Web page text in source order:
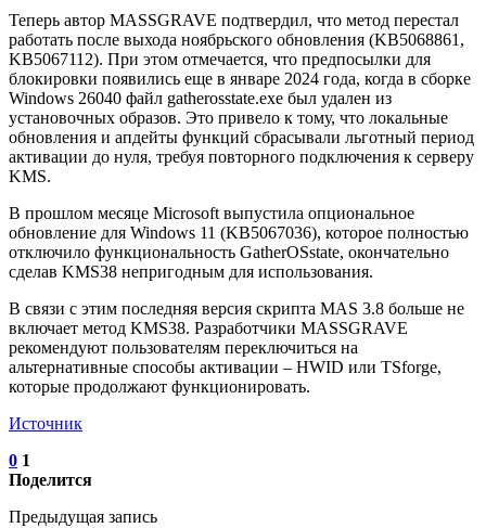
Теперь автор MASSGRAVE подтвердил, что метод перестал
работать после выхода ноябрьского обновления (KB5068861,
KB5067112). При этом отмечается, что предпосылки для
блокировки появились еще в январе 2024 года, когда в сборке
Windows 26040 файл gatherosstate.exe был удален из
установочных образов. Это привело к тому, что локальные
обновления и апдейты функций сбрасывали льготный период
активации до нуля, требуя повторного подключения к серверу
KMS.
В прошлом месяце Microsoft выпустила опциональное
обновление для Windows 11 (KB5067036), которое полностью
отключило функциональность GatherOSstate, окончательно
сделав KMS38 непригодным для использования.
В связи с этим последняя версия скрипта MAS 3.8 больше не
включает метод KMS38. Разработчики MASSGRAVE
рекомендуют пользователям переключиться на
альтернативные способы активации – HWID или TSforge,
которые продолжают функционировать.
Источник
0 1
Поделится
Предыдущая запись